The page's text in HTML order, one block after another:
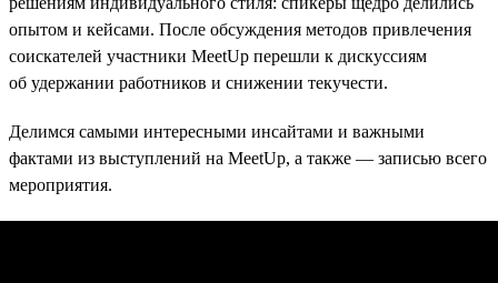
опытом и кейсами. После обсуждения методов привлечения
соискателей участники MeetUp перешли к дискуссиям
об удержании работников и снижении текучести.
Делимся самыми интересными инсайтами и важными
фактами из выступлений на MeetUp, а также — записью всего
мероприятия.